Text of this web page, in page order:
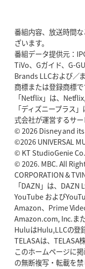
2026年5月21日(木)更新
狭山RG、ライチェル海遥
ッション
2026年5月14日(木)更新
神戸、1位通過の立役者レ
「悲運の闘将」宮地克実氏
2026年4月30日(木)更新
BR東京、「ユニバーサル
ゴール
2026年4月23日(木)更新
元代表ラピース、今季限
2026年4月16日(木)更新
BL東京「強化拠点」を「
た空間」
番組内容、放送時間
ざいます。
番組データ提供元：
TiVo、Gガイド、G-
Brands LLCおよび／
商標または登録商標で
「Netflix」は、
「ディズニープラス
式会社が運営するサー
© 2026 Disney and
©2026 UNIVERSAL
© KT StudioGenie
© 2026. MBC. All
CORPORATION &
「DAZN」は、DAZN
YouTube および
Amazon、Prime
Amazon.com, Inc.ま
HuluはHulu,LLCの登
TELASAは、TELASA
このホームページに
の無断複写・転載を禁